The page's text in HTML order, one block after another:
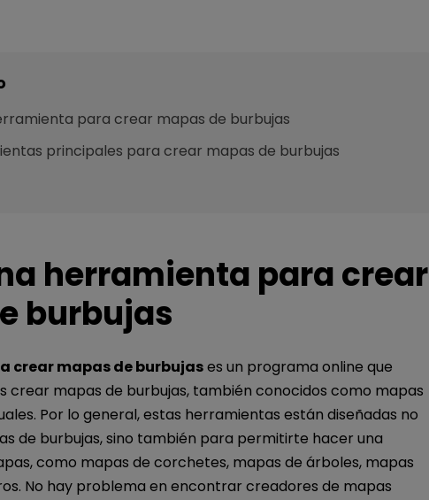
para crear mapas de burbujas
principales para crear mapas de burbujas
herramienta para crear
burbujas
crear mapas de burbujases un programa online que
crear mapas de burbujas, también conocidos como mapas
Por lo general, estas herramientas están diseñadas no
de burbujas, sino también para permitirte hacer una
como mapas de corchetes, mapas de árboles, mapas
No hay problema en encontrar creadores de mapas